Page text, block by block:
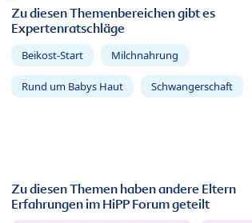
Zu diesen Themenbereichen gibt es
Expertenratschläge
Beikost-Start Milchnahrung
Rund um Babys Haut Schwangerschaft
Zu diesen Themen haben andere Eltern
Erfahrungen im HiPP Forum geteilt